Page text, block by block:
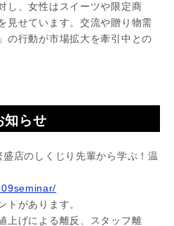
し、女性はスイーツや限定商
見せています。交流や贈り物需
の行動が市場拡大を牽引中との
知らせ
盛店のしくじり先輩から学ぶ！温
トがあります。
上げによる離反、スタッフ離